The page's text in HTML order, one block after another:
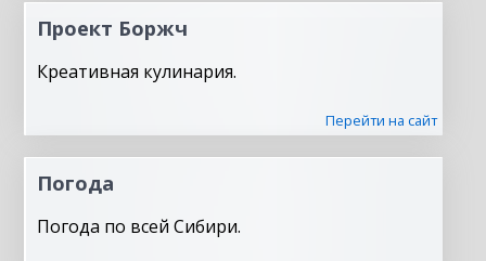
Проект Боржч
Креативная кулинария.
Перейти на сайт
Погода
Погода по всей Сибири.